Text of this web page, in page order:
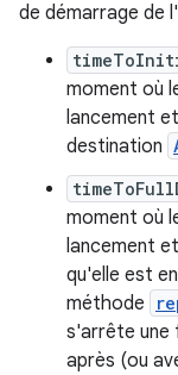
de démarrage de
moment où
lancement
destination
moment où
lancement
qu'elle est
méthode
s'arrête une
après (ou